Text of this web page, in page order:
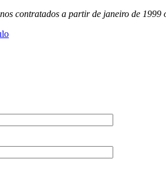
contratados a partir de janeiro de